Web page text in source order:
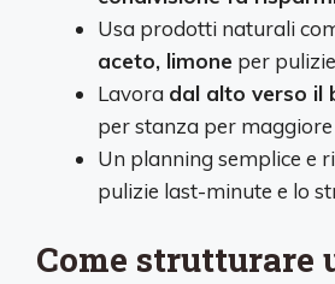
Usa prodotti naturali
aceto, limone per
Lavora dal alto verso il
per stanza per
Un planning semplice e
pulizie last-minute e lo
Come strutturare